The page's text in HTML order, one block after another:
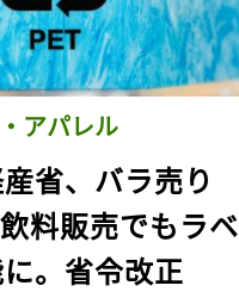
アパレル
産省、バラ売り
料販売でもラベ
。省令改正